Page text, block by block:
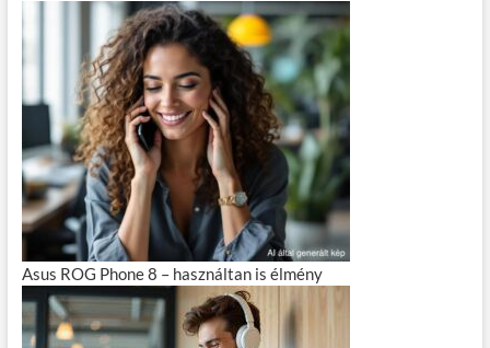
Asus ROG Phone 8 – használtan is élmény